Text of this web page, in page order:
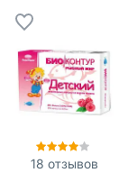
18 отзывов